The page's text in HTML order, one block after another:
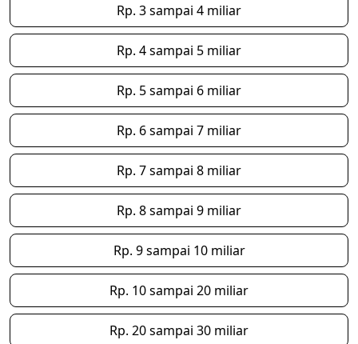
Rp. 3 sampai 4 miliar
Rp. 4 sampai 5 miliar
Rp. 5 sampai 6 miliar
Rp. 6 sampai 7 miliar
Rp. 7 sampai 8 miliar
Rp. 8 sampai 9 miliar
Rp. 9 sampai 10 miliar
Rp. 10 sampai 20 miliar
Rp. 20 sampai 30 miliar